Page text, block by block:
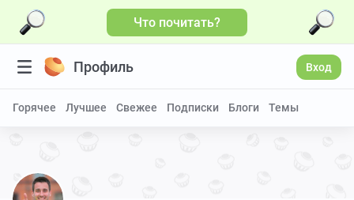
Что почитать?
Профиль Вход
Горячее Лучшее Свежее Подписки Блоги Темы